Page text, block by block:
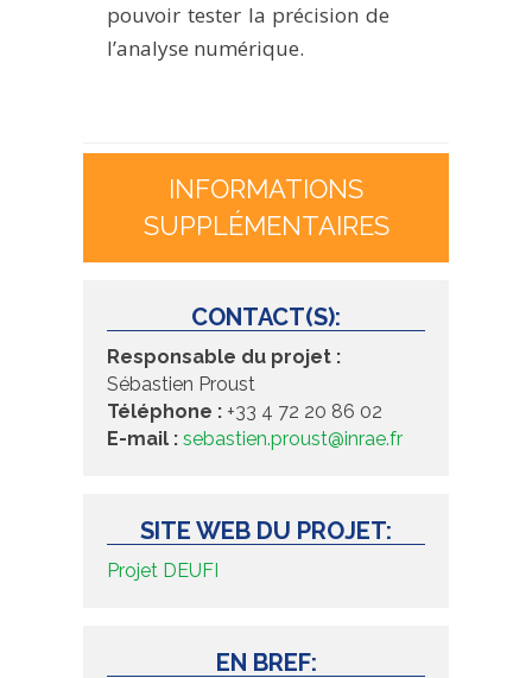
pouvoir tester la précision de
l’analyse numérique.
INFORMATIONS
SUPPLÉMENTAIRES
CONTACT(S):
Responsable du projet :
Sébastien Proust
Téléphone : +33 4 72 20 86 02
E-mail : sebastien.proust@inrae.fr
SITE WEB DU PROJET:
Projet DEUFI
EN BREF: